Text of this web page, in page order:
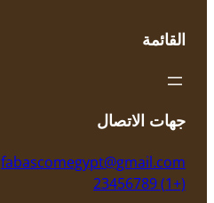
القائمة
جهات الاتصال
fabascomegypt@gmail.com
(+1) 23456789